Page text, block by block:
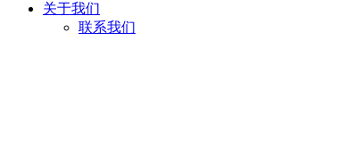
关于我们
联系我们